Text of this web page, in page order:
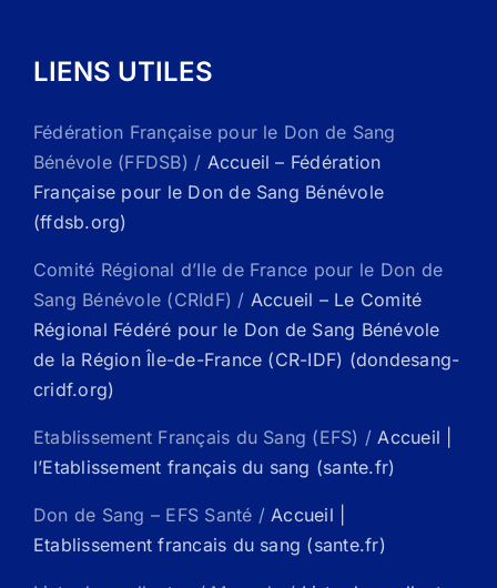
LIENS UTILES
Fédération Française pour le Don de Sang
Bénévole (FFDSB) / Accueil – Fédération
Française pour le Don de Sang Bénévole
(ffdsb.org)
Comité Régional d’Ile de France pour le Don de
Sang Bénévole (CRIdF) / Accueil – Le Comité
Régional Fédéré pour le Don de Sang Bénévole
de la Région Île-de-France (CR-IDF) (dondesang-
cridf.org)
Etablissement Français du Sang (EFS) / Accueil |
l’Etablissement français du sang (sante.fr)
Don de Sang – EFS Santé / Accueil |
Etablissement francais du sang (sante.fr)